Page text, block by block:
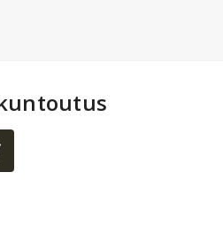
:
kuntoutus